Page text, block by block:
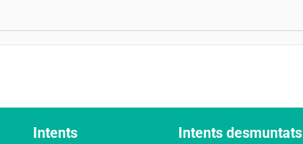
Intents Intents desmuntats